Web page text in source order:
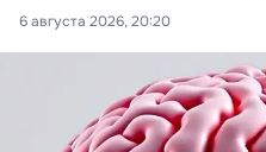
6 августа 2026, 20:20